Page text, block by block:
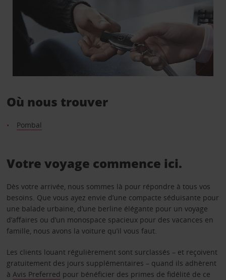
Où nous trouver
Pombal
Votre voyage commence ici.
Dès votre arrivée, nous sommes là pour répondre à tous vos
besoins. Que vous ayez envie d’une compacte séduisante pour
une balade urbaine, d’une berline élégante pour un voyage
d’affaires ou d’un monospace spacieux pour des vacances en
famille, nous avons la voiture qu’il vous faut.
Les clients louant régulièrement sont surclassés – et reçoivent
gratuitement des jours supplémentaires – quand ils adhèrent
à Avis Preferred pour bénéficier des primes de fidélité de ce